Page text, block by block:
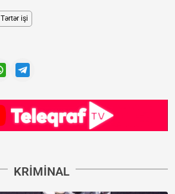
Tərtər işi
KRIMINAL